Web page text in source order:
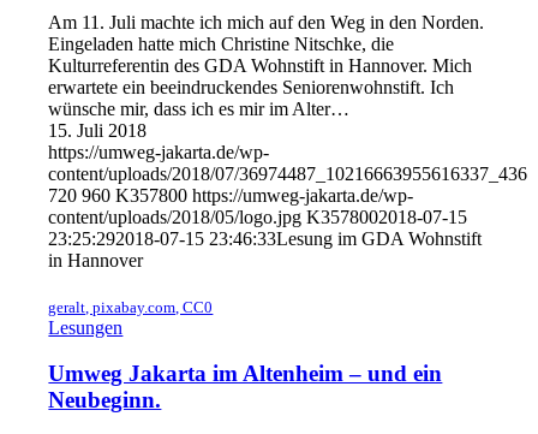
Am 11. Juli machte ich mich auf den Weg in den Norden.
Eingeladen hatte mich Christine Nitschke, die
Kulturreferentin des GDA Wohnstift in Hannover. Mich
erwartete ein beeindruckendes Seniorenwohnstift. Ich
wünsche mir, dass ich es mir im Alter…
15. Juli 2018
https://umweg-jakarta.de/wp-
content/uploads/2018/07/
720 960 K357800 https://umweg-jakarta.de/wp-
content/uploads/2018/05/logo.jpg K3578002018-07-15
23:25:292018-07-15 23:46:33Lesung im GDA Wohnstift
in Hannover
geralt, pixabay.com, CC0
Lesungen
Umweg Jakarta im Altenheim – und ein
Neubeginn.